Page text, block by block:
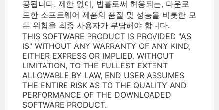
공됩니다. 제한 없이, 법률로써 허용되는, 다운로
드한 소프트웨어 제품의 품질 및 성능을 비롯한 모
든 위험을 최종 사용자가 부담해야 합니다.
THIS SOFTWARE PRODUCT IS PROVIDED "AS
IS" WITHOUT ANY WARRANTY OF ANY KIND,
EITHER EXPRESS OR IMPLIED. WITHOUT
LIMITATION, TO THE FULLEST EXTENT
ALLOWABLE BY LAW, END USER ASSUMES
THE ENTIRE RISK AS TO THE QUALITY AND
PERFORMANCE OF THE DOWNLOADED
SOFTWARE PRODUCT.